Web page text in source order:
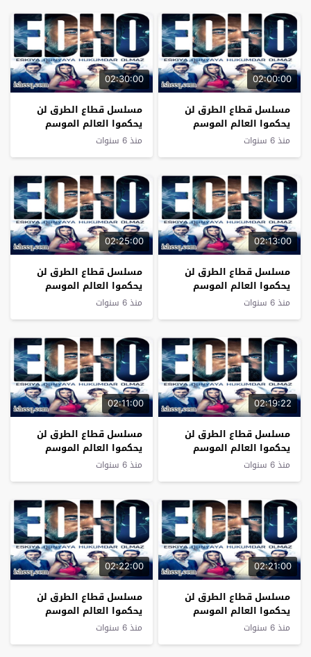
02:00:00
مسلسل قطاع الطرق لن
يحكموا العالم الموسم
السادس الحلقة 16
منذ 6 سنوات
02:30:00
مسلسل قطاع الطرق لن
يحكموا العالم الموسم
السادس الحلقة 15
منذ 6 سنوات
02:13:00
مسلسل قطاع الطرق لن
يحكموا العالم الموسم
السادس الحلقة 14
منذ 6 سنوات
02:25:00
مسلسل قطاع الطرق لن
يحكموا العالم الموسم
السادس الحلقة 13
منذ 6 سنوات
02:19:22
مسلسل قطاع الطرق لن
يحكموا العالم الموسم
السادس الحلقة 12
منذ 6 سنوات
02:11:00
مسلسل قطاع الطرق لن
يحكموا العالم الموسم
السادس الحلقة 11
منذ 6 سنوات
02:21:00
مسلسل قطاع الطرق لن
يحكموا العالم الموسم
السادس الحلقة 10
منذ 6 سنوات
02:22:00
مسلسل قطاع الطرق لن
يحكموا العالم الموسم
السادس الحلقة 9
منذ 6 سنوات